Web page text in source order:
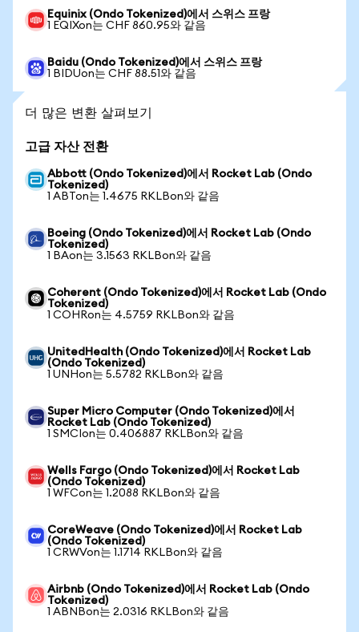
Equinix (Ondo Tokenized)에서 스위스 프랑
1 EQIXon는 CHF 860.95와 같음
Baidu (Ondo Tokenized)에서 스위스 프랑
1 BIDUon는 CHF 88.51와 같음
더 많은 변환 살펴보기
고급 자산 전환
Abbott (Ondo Tokenized)에서 Rocket Lab (Ondo
Tokenized)
1 ABTon는 1.4675 RKLBon와 같음
Boeing (Ondo Tokenized)에서 Rocket Lab (Ondo
Tokenized)
1 BAon는 3.1563 RKLBon와 같음
Coherent (Ondo Tokenized)에서 Rocket Lab (Ondo
Tokenized)
1 COHRon는 4.5759 RKLBon와 같음
UnitedHealth (Ondo Tokenized)에서 Rocket Lab
(Ondo Tokenized)
1 UNHon는 5.5782 RKLBon와 같음
Super Micro Computer (Ondo Tokenized)에서
Rocket Lab (Ondo Tokenized)
1 SMCIon는 0.406887 RKLBon와 같음
Wells Fargo (Ondo Tokenized)에서 Rocket Lab
(Ondo Tokenized)
1 WFCon는 1.2088 RKLBon와 같음
CoreWeave (Ondo Tokenized)에서 Rocket Lab
(Ondo Tokenized)
1 CRWVon는 1.1714 RKLBon와 같음
Airbnb (Ondo Tokenized)에서 Rocket Lab (Ondo
Tokenized)
1 ABNBon는 2.0316 RKLBon와 같음